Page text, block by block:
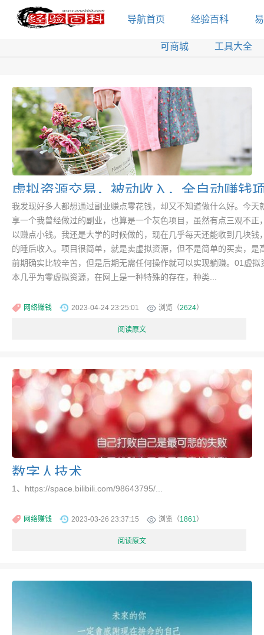
导航首页 经验百科 易
可商城 工具大全
虚拟资源交易，被动收入，全自动赚钱
我发现好多人都想通过副业赚点零花钱，却又不知道做什么好。今天
享一个我曾经做过的副业，也算是一个灰色项目，虽然有点三观不正
以赚点小钱。我还是大学的时候做的，现在几乎每天还能收到几块钱
的睡后收入。项目很简单，就是卖虚拟资源，但不是简单的买卖，是
前期确实比较辛苦，但是后期无需任何操作就可以实现躺赚。01虚拟
本几乎为零虚拟资源，在网上是一种特殊的存在，种类...
网络赚钱 2023-04-24 23:25:01 浏览（2624）
阅读原文
数字人技术
1、https://space.bilibili.com/98643795/...
网络赚钱 2023-03-26 23:37:15 浏览（1861）
阅读原文